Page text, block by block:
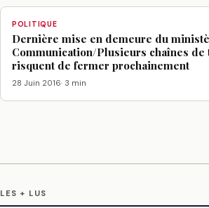
POLITIQUE
Dernière mise en demeure du
Communication/Plusieurs chaînes de
risquent de fermer prochainement
28 Juin 2016· 3 min
LES + LUS